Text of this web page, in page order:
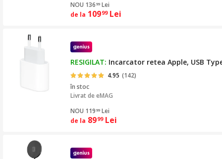
NOU 136 99 Lei
de la 10999 Lei
RESIGILAT: Incarcator retea Apple, USB
4.95 (142)
în stoc
Livrat deeMAG
NOU 119 99 Lei
de la 8999 Lei